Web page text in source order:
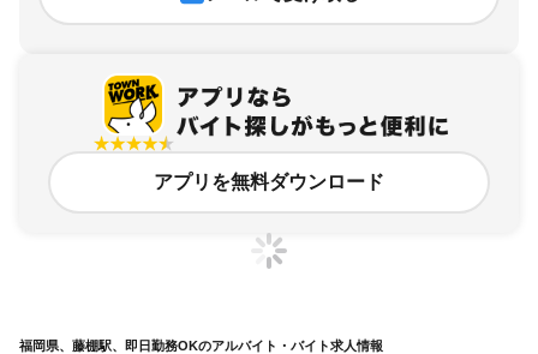
アプリを無料ダウンロード
福岡県、藤棚駅、即日勤務OKのアルバイト・バイト求人情報